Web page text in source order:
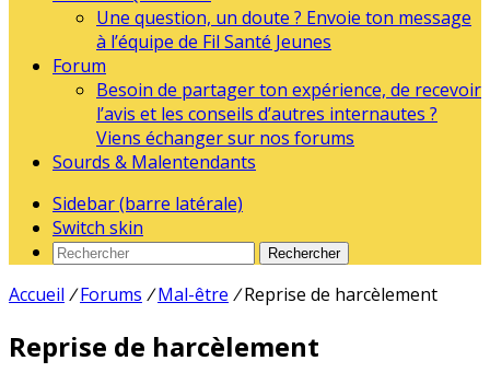
Une question, un doute ? Envoie ton message
à l’équipe de Fil Santé Jeunes
Forum
Besoin de partager ton expérience, de recevoir
l’avis et les conseils d’autres internautes ?
Viens échanger sur nos forums
Sourds & Malentendants
Sidebar (barre latérale)
Switch skin
Rechercher
Accueil / Forums / Mal-être / Reprise de harcèlement
Reprise de harcèlement